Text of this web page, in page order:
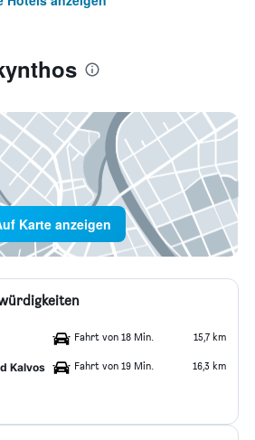
Karte anzeigen
Fahrt von 18 Min. 15,7 km
Kalvos Fahrt von 19 Min. 16,3 km